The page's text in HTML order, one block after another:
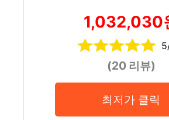
1,032,030
(20 리뷰)
최저가 클릭